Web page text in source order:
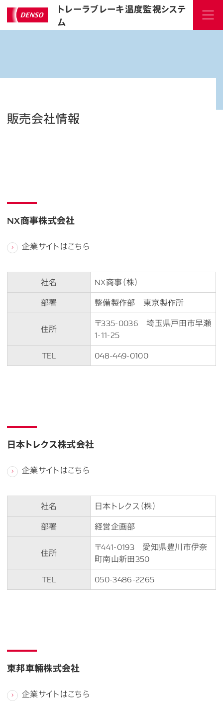
トレーラブレーキ温度監視システ
ム
販売会社情報
NX商事株式会社
企業サイトはこちら
社名
NX商事（株）
部署
整備製作部 東京製作所
住所
〒335-0036 埼玉県戸田市早瀬
1-11-25
TEL
048-449-0100
日本トレクス株式会社
企業サイトはこちら
社名
日本トレクス（株）
部署
経営企画部
住所
〒441-0193 愛知県豊川市伊奈
町南山新田350
TEL
050-3486-2265
東邦車輛株式会社
企業サイトはこちら